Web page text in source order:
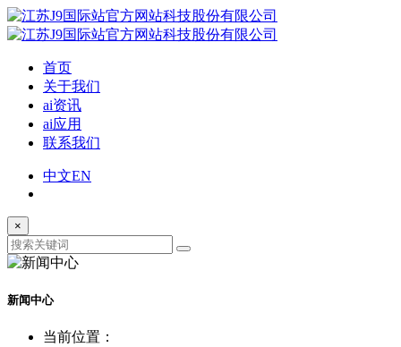
首页
关于我们
ai资讯
ai应用
联系我们
中文EN
×
新闻中心
当前位置：